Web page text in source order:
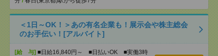
＜1日～OK！＞あの有名企業も！展示会や株主総会
のお手伝い！[アルバイト]
[給 与] ■日給16,840円～ ■日払いOK ■実働3時